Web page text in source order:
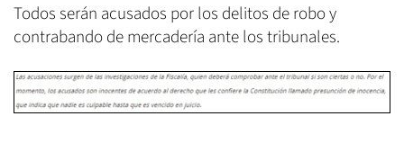
Todos serán acusados por los delitos de robo y
contrabando de mercadería ante los tribunales.